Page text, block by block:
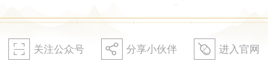
򰀁 关注公众号 򰀂 分享小伙伴 򰀄 进入官网